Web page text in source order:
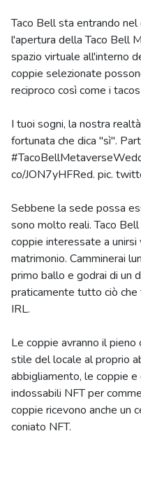
Taco Bell sta entrando
l'apertura della Taco Bell
spazio virtuale all'interno
coppie selezionate
reciproco così come i
I tuoi sogni, la nostra
fortunata che dica "sì".
co/JON7yHFRed. pic.
Sebbene la sede possa
sono molto reali. Taco
coppie interessate a
matrimonio. Camminerai
primo ballo e godrai di un
praticamente tutto ciò
IRL.
Le coppie avranno il
stile del locale al proprio
abbigliamento, le coppie
indossabili NFT per
coppie ricevono anche un
coniato NFT.